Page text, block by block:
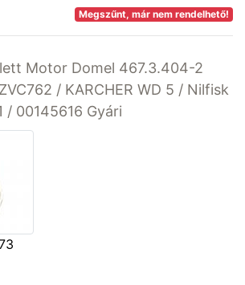
Megszűnt, már nem rendelhető!
Motor Domel 467.3.404-2
/ KARCHER WD 5 / Nilfisk
00145616 Gyári